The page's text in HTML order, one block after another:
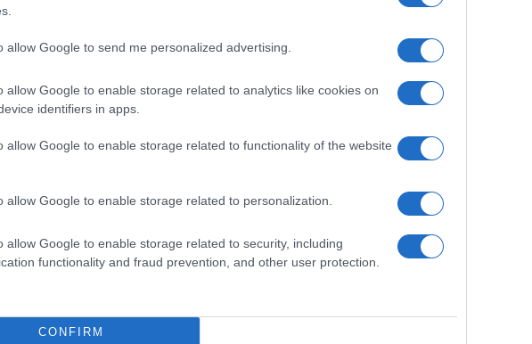
allow Google to send me personalized advertising.
allow Google to enable storage related to analytics like cookies on
identifiers in apps.
allow Google to enable storage related to functionality of the website
allow Google to enable storage related to personalization.
allow Google to enable storage related to security, including
functionality and fraud prevention, and other user protection.
CONFIRM